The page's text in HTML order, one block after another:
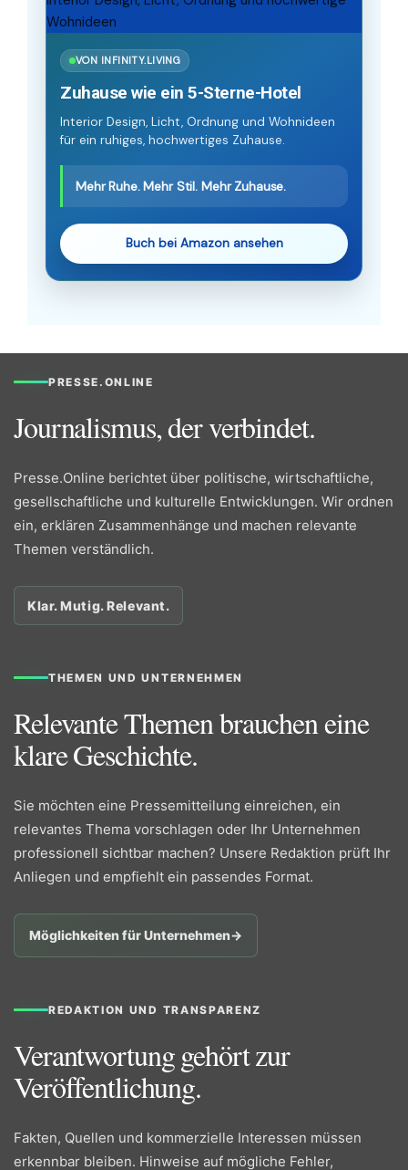
VON INFINITY.LIVING
Zuhause wie ein 5-Sterne-Hotel
Interior Design, Licht, Ordnung und Wohnideen
für ein ruhiges, hochwertiges Zuhause.
Mehr Ruhe. Mehr Stil. Mehr Zuhause.
Buch bei Amazon ansehen
PRESSE.ONLINE
Journalismus, der verbindet.
Presse.Online berichtet über politische, wirtschaftliche,
gesellschaftliche und kulturelle Entwicklungen. Wir ordnen
ein, erklären Zusammenhänge und machen relevante
Themen verständlich.
Klar. Mutig. Relevant.
THEMEN UND UNTERNEHMEN
Relevante Themen brauchen eine
klare Geschichte.
Sie möchten eine Pressemitteilung einreichen, ein
relevantes Thema vorschlagen oder Ihr Unternehmen
professionell sichtbar machen? Unsere Redaktion prüft Ihr
Anliegen und empfiehlt ein passendes Format.
Möglichkeiten für Unternehmen→
REDAKTION UND TRANSPARENZ
Verantwortung gehört zur
Veröffentlichung.
Fakten, Quellen und kommerzielle Interessen müssen
erkennbar bleiben. Hinweise auf mögliche Fehler,